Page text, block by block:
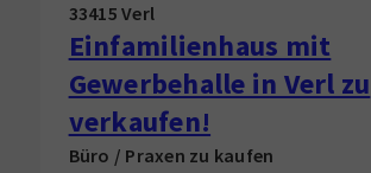
33415 Verl
Einfamilienhaus mit
Gewerbehalle in Verl zu
verkaufen!
Büro / Praxen zu kaufen